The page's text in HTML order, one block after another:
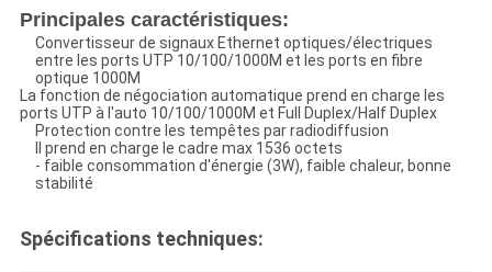
Principales caractéristiques:
Convertisseur de signaux Ethernet optiques/électriques
entre les ports UTP 10/100/1000M et les ports en fibre
optique 1000M
La fonction de négociation automatique prend en charge les
ports UTP à l'auto 10/100/1000M et Full Duplex/Half Duplex
Protection contre les tempêtes par radiodiffusion
Il prend en charge le cadre max 1536 octets
- faible consommation d'énergie (3W), faible chaleur, bonne
stabilité
Spécifications techniques: